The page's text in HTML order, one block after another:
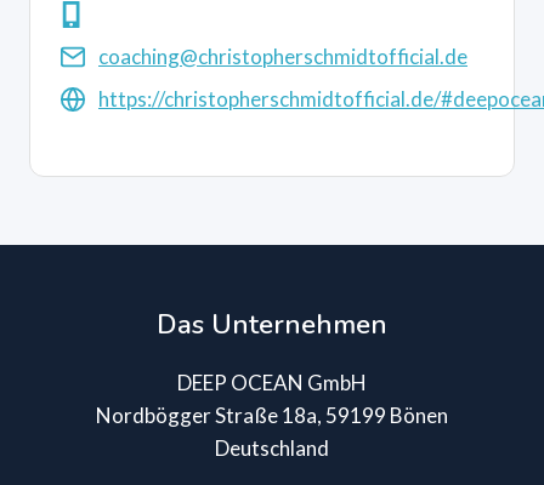
coaching@christopherschmidtofficial.de
https://christopherschmidtofficial.de/
Das Unternehmen
DEEP OCEAN GmbH
Nordbögger Straße 18a, 59199 Bönen
Deutschland